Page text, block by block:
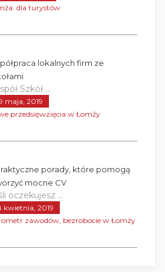
dla turystów
lokalnych firm ze
Szkół ...
maja, 2019
przedsięwzięcia w Łomży
porady, które pomogą
mocne CV
oczekujesz ...
kwietnia, 2019
zawodów, bezrobocie w Łomży